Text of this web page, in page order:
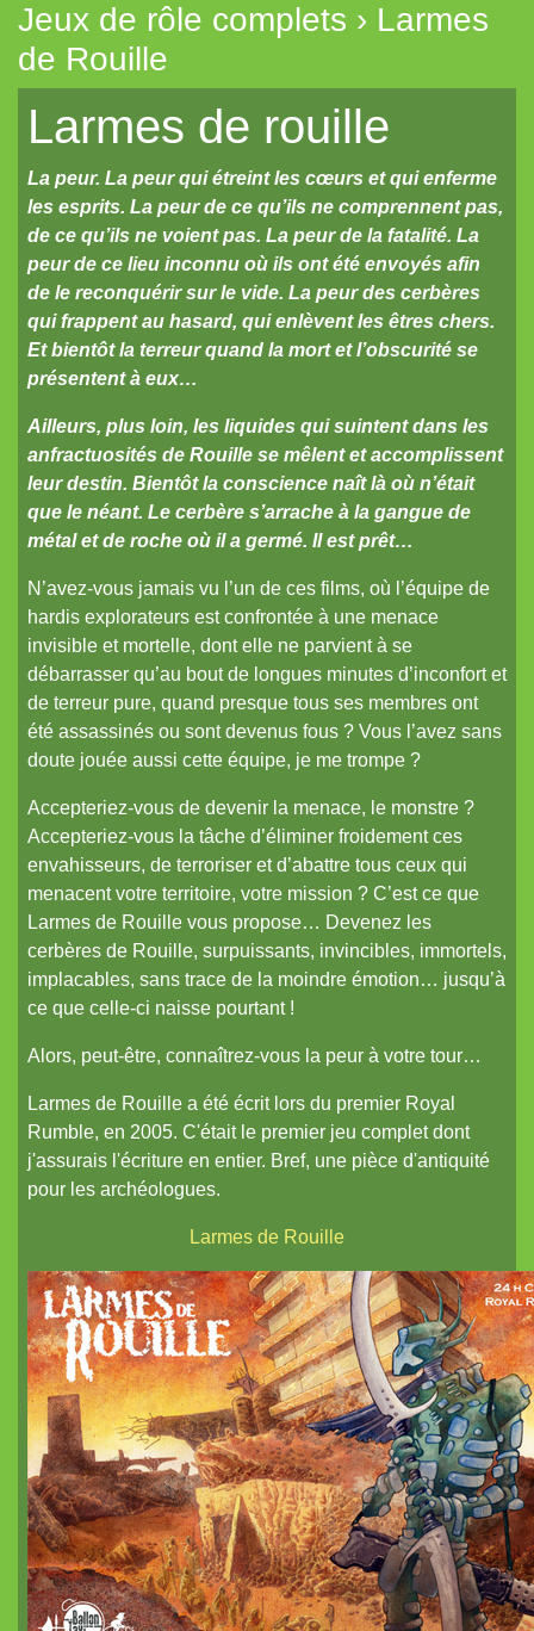
Le Pas du Cavalier
Mahamoth
Merkhos
Metal-Vampire
MiniSix
Paladin
Princes & Vagabonds
Silver Pumpkin
Sventovia
Tauntaun & Tie-fighter
Titan&Fils
Vortex
Jeux de rôle complets › Larmes
de Rouille
Larmes de rouille
La peur. La peur qui étreint les cœurs et qui enferme
les esprits. La peur de ce qu’ils ne comprennent pas,
de ce qu’ils ne voient pas. La peur de la fatalité. La
peur de ce lieu inconnu où ils ont été envoyés afin
de le reconquérir sur le vide. La peur des cerbères
qui frappent au hasard, qui enlèvent les êtres chers.
Et bientôt la terreur quand la mort et l’obscurité se
présentent à eux…
Ailleurs, plus loin, les liquides qui suintent dans les
anfractuosités de Rouille se mêlent et accomplissent
leur destin. Bientôt la conscience naît là où n’était
que le néant. Le cerbère s’arrache à la gangue de
métal et de roche où il a germé. Il est prêt…
N’avez-vous jamais vu l’un de ces films, où l’équipe de
hardis explorateurs est confrontée à une menace
invisible et mortelle, dont elle ne parvient à se
débarrasser qu’au bout de longues minutes d’inconfort et
de terreur pure, quand presque tous ses membres ont
été assassinés ou sont devenus fous ? Vous l’avez sans
doute jouée aussi cette équipe, je me trompe ?
Accepteriez-vous de devenir la menace, le monstre ?
Accepteriez-vous la tâche d’éliminer froidement ces
envahisseurs, de terroriser et d’abattre tous ceux qui
menacent votre territoire, votre mission ? C’est ce que
Larmes de Rouille vous propose… Devenez les
cerbères de Rouille, surpuissants, invincibles, immortels,
implacables, sans trace de la moindre émotion… jusqu’à
ce que celle-ci naisse pourtant !
Alors, peut-être, connaîtrez-vous la peur à votre tour…
Larmes de Rouille a été écrit lors du premier Royal
Rumble, en 2005. C'était le premier jeu complet dont
j'assurais l'écriture en entier. Bref, une pièce d'antiquité
pour les archéologues.
Larmes de Rouille